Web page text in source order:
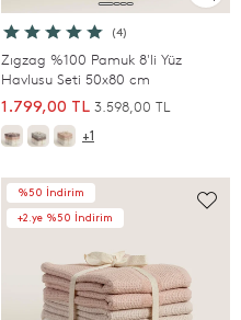
(4)
Zıgzag %100 Pamuk 8'li Yüz
Havlusu Seti 50x80 cm
1.799,00 TL 3.598,00 TL
+1
%50 İndirim
+2.ye %50 İndirim